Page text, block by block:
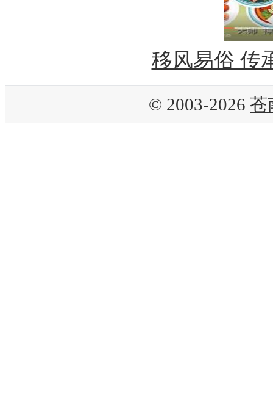
移风易俗 传
© 2003-2026 苍